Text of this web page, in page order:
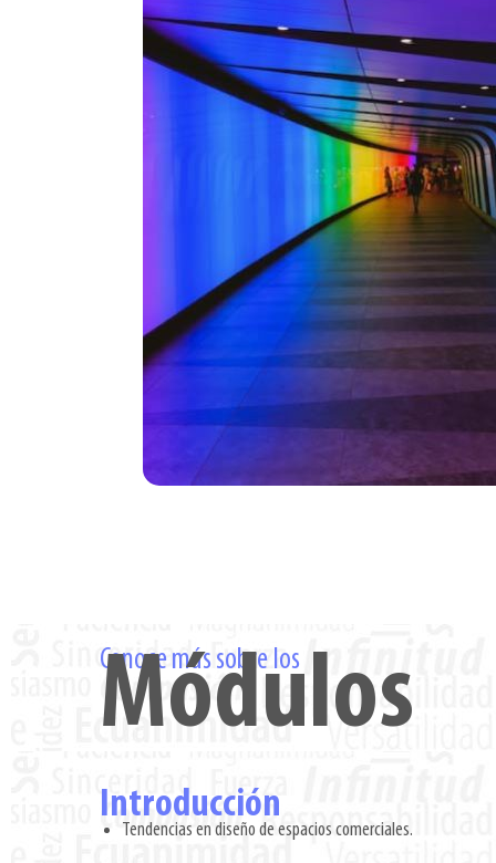
Conoce más sobre los
Módulos
Introducción
Tendencias en diseño de espacios comerciales.